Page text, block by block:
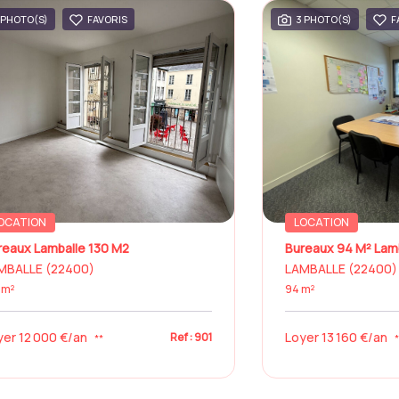
FAVORIS
Lamballe 130 M2
(22400)
12 000 €/an ** Ref : 901
3 PHOTO(S)
LOCATION
Bureaux 94 M²
LAMBALLE (22400)
94 m²
Loyer 13 160 €/an